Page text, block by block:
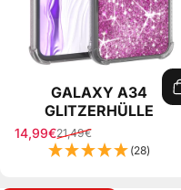
GALAXY A34
GLITZERHÜLLE
Sale price
14,99€
Regular price
21,49€
(28)